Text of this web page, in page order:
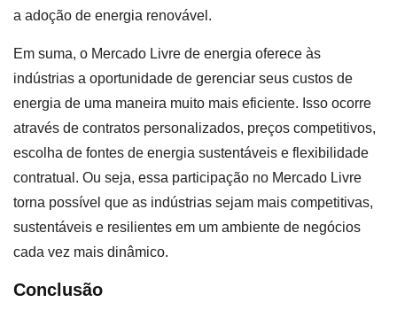
a adoção de energia renovável.
Em suma, o Mercado Livre de energia oferece às
indústrias a oportunidade de gerenciar seus custos de
energia de uma maneira muito mais eficiente. Isso ocorre
através de contratos personalizados, preços competitivos,
escolha de fontes de energia sustentáveis e flexibilidade
contratual. Ou seja, essa participação no Mercado Livre
torna possível que as indústrias sejam mais competitivas,
sustentáveis e resilientes em um ambiente de negócios
cada vez mais dinâmico.
Conclusão